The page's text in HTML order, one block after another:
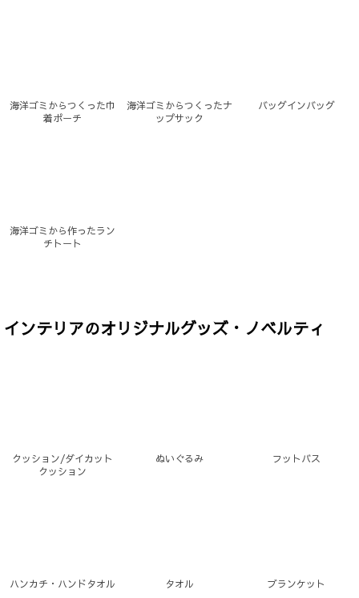
海洋ゴミからつくった巾
着ポーチ
海洋ゴミからつくったナ
ップサック
バッグインバッグ
海洋ゴミから作ったラン
チトート
インテリアのオリジナルグッズ・ノベルティ
クッション/ダイカット
クッション
ぬいぐるみ フットバス
ハンカチ・ハンドタオル タオル ブランケット